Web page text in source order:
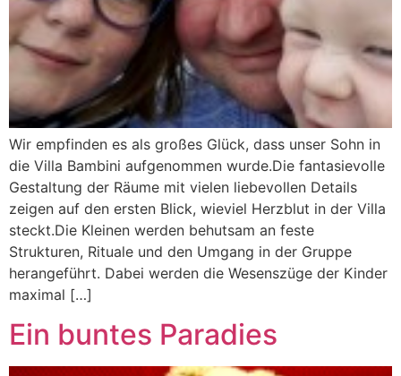
Wir empfinden es als großes Glück, dass unser Sohn in
die Villa Bambini aufgenommen wurde.Die fantasievolle
Gestaltung der Räume mit vielen liebevollen Details
zeigen auf den ersten Blick, wieviel Herzblut in der Villa
steckt.Die Kleinen werden behutsam an feste
Strukturen, Rituale und den Umgang in der Gruppe
herangeführt. Dabei werden die Wesenszüge der Kinder
maximal […]
Ein buntes Paradies